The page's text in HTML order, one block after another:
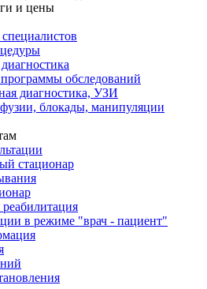
и цены
обследований
диагностика, УЗИ
блокады, манипуляции
стационар
в режиме "врач - пациент"